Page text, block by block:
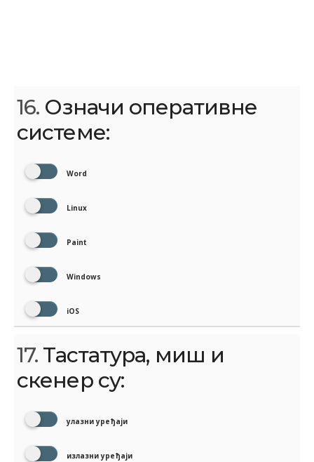
16. Означи оперативне
системе:
Word
Linux
Paint
Windows
iOS
17. Тастатура, миш и
скенер су:
улазни уређаји
излазни уређаји